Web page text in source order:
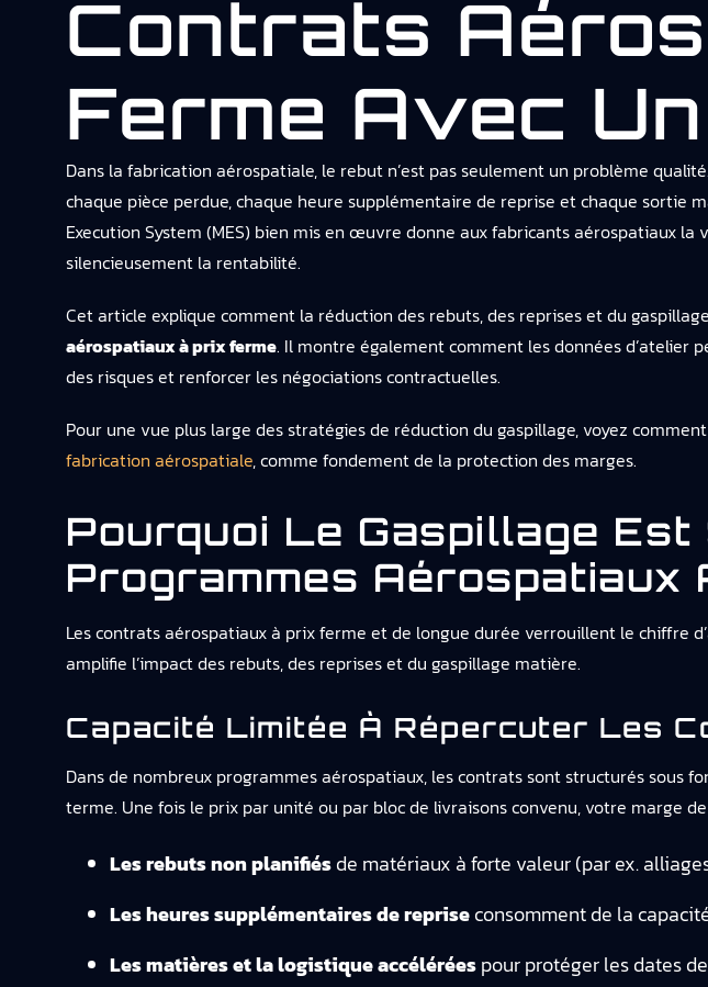
Contrats
Ferme Avec
Dans la fabrication aérospatiale, le rebut n’est pas seulement un problème
chaque pièce perdue, chaque heure supplémentaire de reprise et chaque
Execution System (MES) bien mis en œuvre donne aux fabricants aérospatiaux
silencieusement la rentabilité.
Cet article explique comment la réduction des rebuts, des reprises et du
aérospatiaux à prix ferme. Il montre également comment les données d’atelier
des risques et renforcer les négociations contractuelles.
Pour une vue plus large des stratégies de réduction du gaspillage, voyez
fabrication aérospatiale, comme fondement de la protection des marges.
Pourquoi Le Gaspillage
Programmes Aérospatiaux
Les contrats aérospatiaux à prix ferme et de longue durée verrouillent le chiffre
amplifie l’impact des rebuts, des reprises et du gaspillage matière.
Capacité Limitée À Répercuter Les
Dans de nombreux programmes aérospatiaux, les contrats sont structurés sous
terme. Une fois le prix par unité ou par bloc de livraisons convenu, votre marge
Les rebuts non planifiésde matériaux à forte valeur (par ex.
Les heures supplémentaires de repriseconsomment de la
Les matières et la logistique accéléréespour protéger les dates